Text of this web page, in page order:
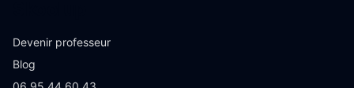
Devenir professeur
Blog